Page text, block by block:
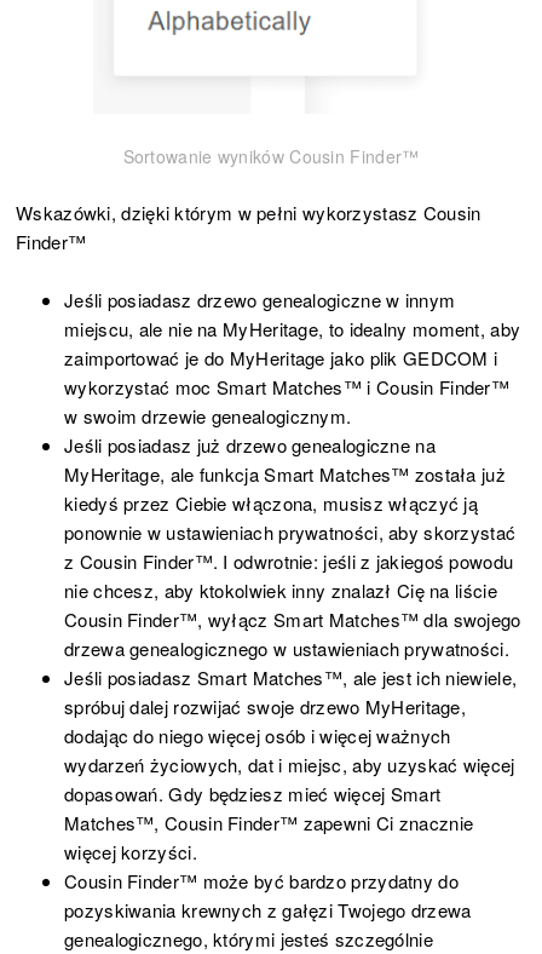
Sortowanie wyników Cousin Finder™
Wskazówki, dzięki którym w pełni wykorzystasz Cousin
Finder™
Jeśli posiadasz drzewo genealogiczne w innym
miejscu, ale nie na MyHeritage, to idealny moment, aby
zaimportować je do MyHeritage jako plik GEDCOM i
wykorzystać moc Smart Matches™ i Cousin Finder™
w swoim drzewie genealogicznym.
Jeśli posiadasz już drzewo genealogiczne na
MyHeritage, ale funkcja Smart Matches™ została już
kiedyś przez Ciebie włączona, musisz włączyć ją
ponownie w ustawieniach prywatności, aby skorzystać
z Cousin Finder™. I odwrotnie: jeśli z jakiegoś powodu
nie chcesz, aby ktokolwiek inny znalazł Cię na liście
Cousin Finder™, wyłącz Smart Matches™ dla swojego
drzewa genealogicznego w ustawieniach prywatności.
Jeśli posiadasz Smart Matches™, ale jest ich niewiele,
spróbuj dalej rozwijać swoje drzewo MyHeritage,
dodając do niego więcej osób i więcej ważnych
wydarzeń życiowych, dat i miejsc, aby uzyskać więcej
dopasowań. Gdy będziesz mieć więcej Smart
Matches™, Cousin Finder™ zapewni Ci znacznie
więcej korzyści.
Cousin Finder™ może być bardzo przydatny do
pozyskiwania krewnych z gałęzi Twojego drzewa
genealogicznego, którymi jesteś szczególnie